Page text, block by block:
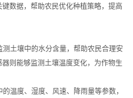
数据，帮助农民优化种植策略，提高
土壤中的水分含量，帮助农民合理安
则能够监测土壤温度变化，为作物生
温度、湿度、风速、降雨量等参数，